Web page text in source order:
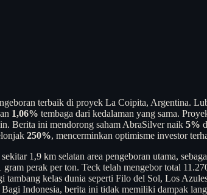
terbaik di proyek La Coipita, Argentina.
1,06% tembaga dari kedalaman yang sama.
Berita ini mendorong saham AbraSilver naik 5%
250%, mencerminkan optimisme investor
1,9 km selatan area pengeboran utama,
gram perak per ton. Teck telah mengebor total
kelas dunia seperti Filo del Sol, Los
Indonesia, berita ini tidak memiliki dampak